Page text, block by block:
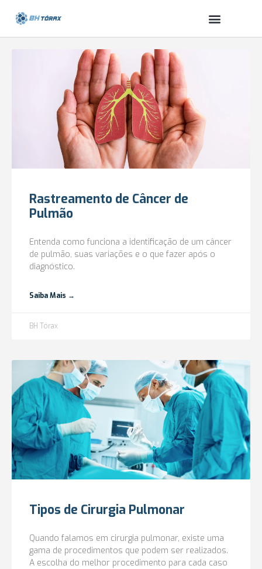
Rastreamento de Câncer de
Pulmão
Entenda como funciona a identificação de um câncer
de pulmão, suas variações e o que fazer após o
diagnóstico.
Saiba Mais →
BH Tórax
Tipos de Cirurgia Pulmonar
Quando falamos em cirurgia pulmonar, existe uma
gama de procedimentos que podem ser realizados.
A escolha do melhor procedimento para cada caso